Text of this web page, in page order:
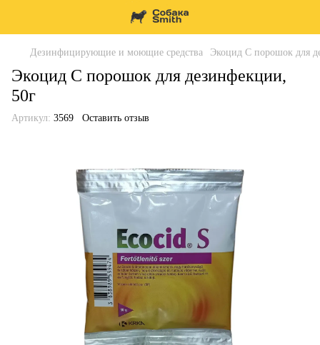
Дезинфицирующие и моющие средства Экоцид С порошок для
Экоцид С порошок для дезинфекции,
50г
Артикул: 3569 Оставить отзыв